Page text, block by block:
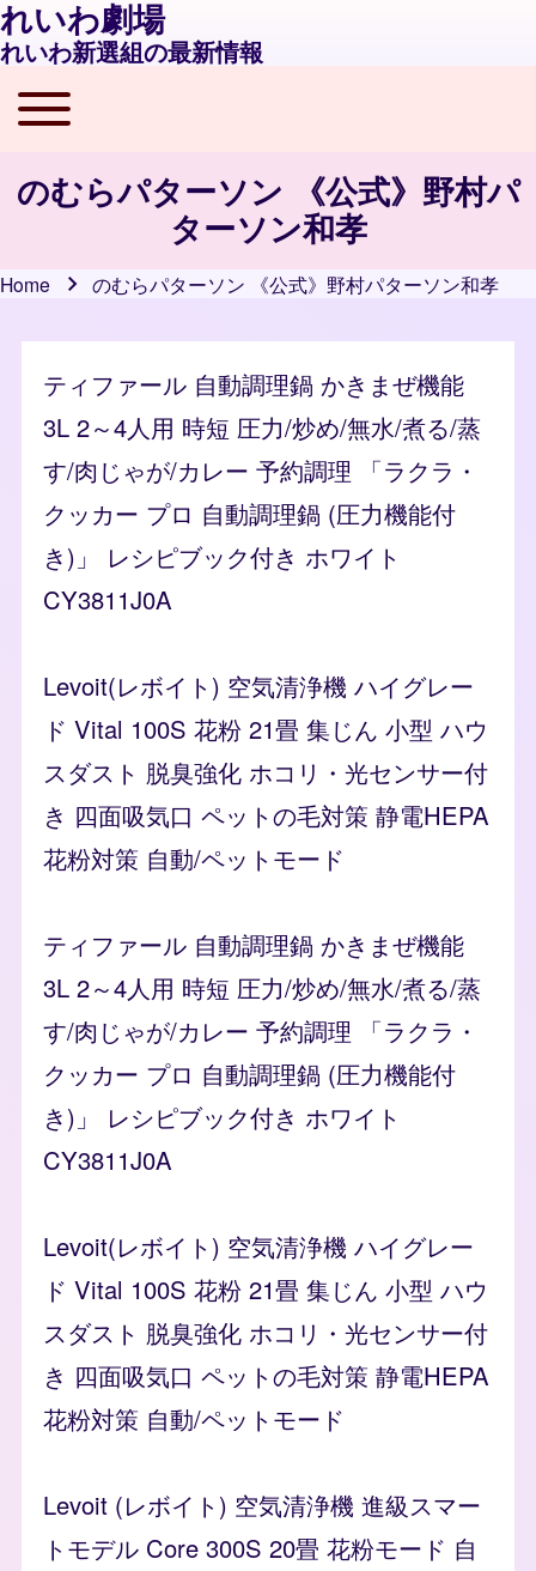
れいわ劇場
れいわ新選組の最新情報
Main navigation
Toggle main menu
のむらパターソン 《公式》野村パ
ターソン和孝
Home のむらパターソン 《公式》野村パターソン和孝
ティファール 自動調理鍋 かきまぜ機能
3L 2～4人用 時短 圧力/炒め/無水/煮る/蒸
す/肉じゃが/カレー 予約調理 「ラクラ・
クッカー プロ 自動調理鍋 (圧力機能付
き)」 レシピブック付き ホワイト
CY3811J0A
Levoit(レボイト) 空気清浄機 ハイグレー
ド Vital 100S 花粉 21畳 集じん 小型 ハウ
スダスト 脱臭強化 ホコリ・光センサー付
き 四面吸気口 ペットの毛対策 静電HEPA
花粉対策 自動/ペットモード
ティファール 自動調理鍋 かきまぜ機能
3L 2～4人用 時短 圧力/炒め/無水/煮る/蒸
す/肉じゃが/カレー 予約調理 「ラクラ・
クッカー プロ 自動調理鍋 (圧力機能付
き)」 レシピブック付き ホワイト
CY3811J0A
Levoit(レボイト) 空気清浄機 ハイグレー
ド Vital 100S 花粉 21畳 集じん 小型 ハウ
スダスト 脱臭強化 ホコリ・光センサー付
き 四面吸気口 ペットの毛対策 静電HEPA
花粉対策 自動/ペットモード
Levoit (レボイト) 空気清浄機 進級スマー
トモデル Core 300S 20畳 花粉モード 自